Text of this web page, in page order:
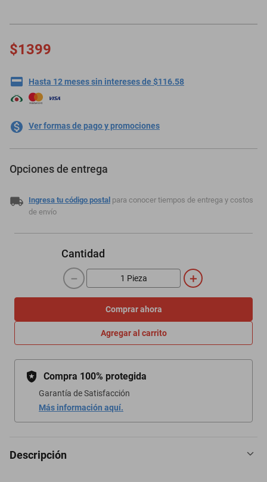
$1399
Hasta 12 meses sin intereses de $116.58
Ver formas de pago y promociones
Opciones de entrega
Ingresa tu código postal para conocer tiempos de entrega y costos
de envío
Cantidad
＋
－
Comprar ahora
Agregar al carrito
Compra 100% protegida
Garantía de Satisfacción
Más información aquí.
Descripción